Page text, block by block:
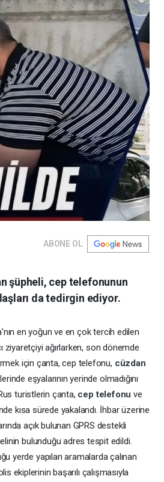
ABONE OL
şüpheli, cep telefonunun
da tedirgin ediyor.
en yoğun ve en çok tercih edilen
ziyaretçiyi ağırlarken, son dönemde
için çanta, cep telefonu, cüzdan
eşyalarının yerinde olmadığını
turistlerin çanta, cep telefonu ve
kısa sürede yakalandı. İhbar üzerine
açık bulunan GPRS destekli
bulunduğu adres tespit edildi.
yerde yapılan aramalarda çalınan
ekiplerinin başarılı çalışmasıyla